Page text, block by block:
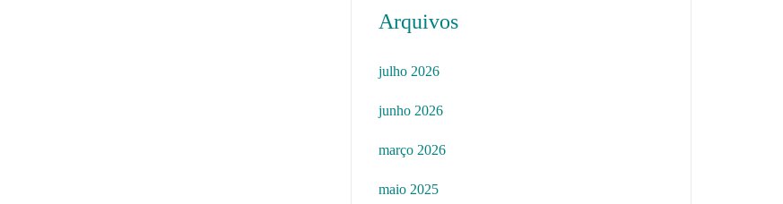
Arquivos
julho 2026
junho 2026
março 2026
maio 2025